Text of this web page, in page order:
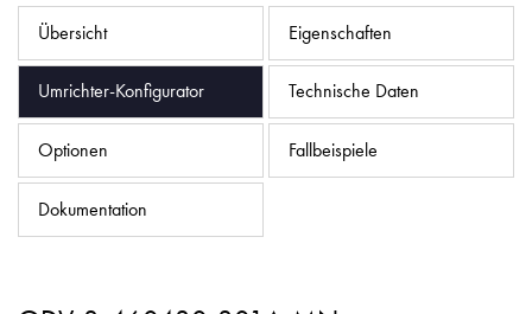
Übersicht Eigenschaften
Umrichter-Konfigurator Technische Daten
Optionen Fallbeispiele
Dokumentation
Datenschutzrichtlinie
Sitemap